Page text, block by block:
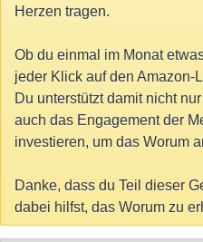
Herzen tragen.
Ob du einmal im Monat
jeder Klick auf den Amazon-
Du unterstützt damit nicht
auch das Engagement der
investieren, um das Worum
Danke, dass du Teil dieser
dabei hilfst, das Worum zu